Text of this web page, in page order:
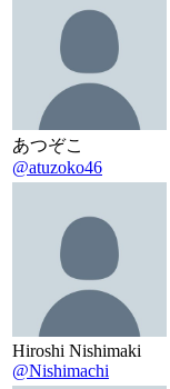
あつぞこ
@atuzoko46
Hiroshi Nishimaki
@Nishimachi